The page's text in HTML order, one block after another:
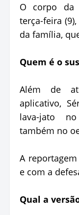
O corpo da
terça-feira
da família,
Quem é o
Além de
aplicativo,
lava-jato
também no
A
e com a
Qual a